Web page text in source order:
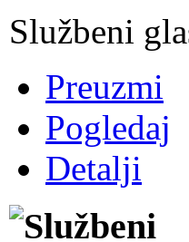
Službeni
Preuzmi
Pogledaj
Detalji